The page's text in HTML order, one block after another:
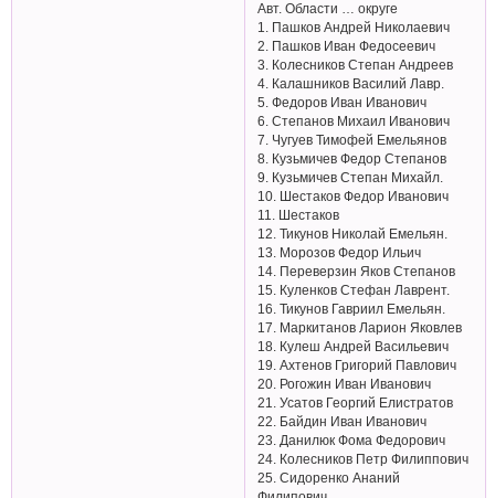
Авт. Области … округе
1. Пашков Андрей Николаевич
2. Пашков Иван Федосеевич
3. Колесников Степан Андреев
4. Калашников Василий Лавр.
5. Федоров Иван Иванович
6. Степанов Михаил Иванович
7. Чугуев Тимофей Емельянов
8. Кузьмичев Федор Степанов
9. Кузьмичев Степан Михайл.
10. Шестаков Федор Иванович
11. Шестаков
12. Тикунов Николай Емельян.
13. Морозов Федор Ильич
14. Переверзин Яков Степанов
15. Куленков Стефан Лаврент.
16. Тикунов Гавриил Емельян.
17. Маркитанов Ларион Яковлев
18. Кулеш Андрей Васильевич
19. Ахтенов Григорий Павлович
20. Рогожин Иван Иванович
21. Усатов Георгий Елистратов
22. Байдин Иван Иванович
23. Данилюк Фома Федорович
24. Колесников Петр Филиппович
25. Сидоренко Ананий